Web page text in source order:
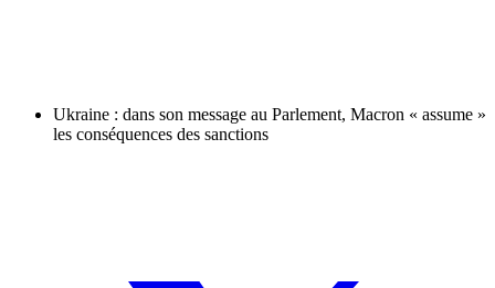
Ukraine : dans son message au Parlement, Macron « assume »
les conséquences des sanctions